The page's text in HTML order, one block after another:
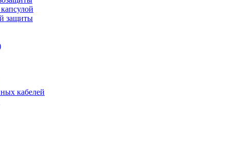
защиты
кабелей